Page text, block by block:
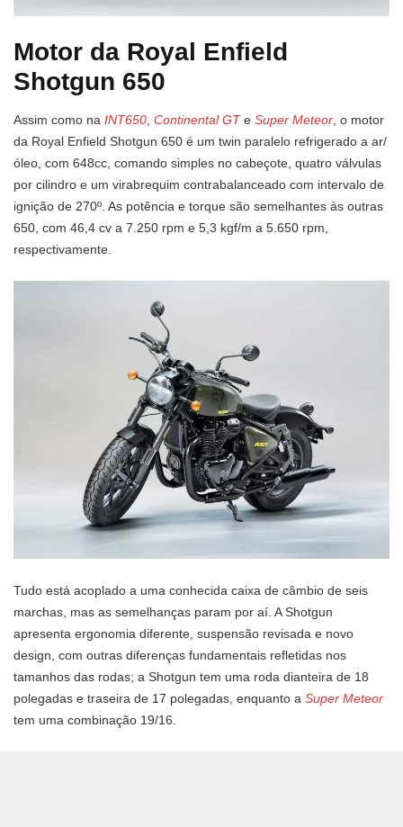
Motor da Royal Enfield
Shotgun 650
Assim como na INT650, Continental GTe Super Meteor, o motor
da Royal Enfield Shotgun 650 é um twin paralelo refrigerado a ar/
óleo, com 648cc, comando simples no cabeçote, quatro válvulas
por cilindro e um virabrequim contrabalanceado com intervalo de
ignição de 270º. As potência e torque são semelhantes às outras
650, com 46,4 cv a 7.250 rpm e 5,3 kgf/m a 5.650 rpm,
respectivamente.
Tudo está acoplado a uma conhecida caixa de câmbio de seis
marchas, mas as semelhanças param por aí. A Shotgun
apresenta ergonomia diferente, suspensão revisada e novo
design, com outras diferenças fundamentais refletidas nos
tamanhos das rodas; a Shotgun tem uma roda dianteira de 18
polegadas e traseira de 17 polegadas, enquanto a Super Meteor
tem uma combinação 19/16.